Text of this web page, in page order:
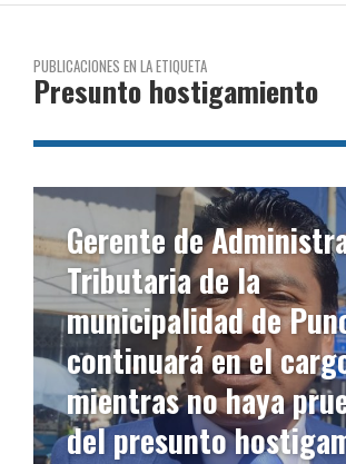
PUBLICACIONES EN LA ETIQUETA
Presunto hostigamiento
Gerente de
Tributaria de la
municipalidad de
continuará en el
mientras no haya
del presunto